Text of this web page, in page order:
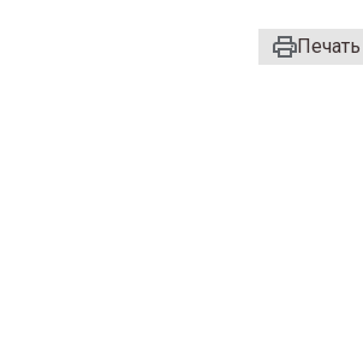
Печать